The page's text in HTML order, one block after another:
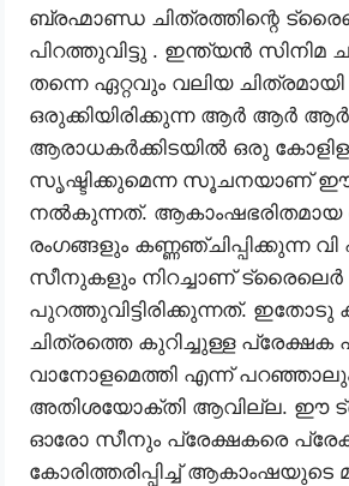
ബ്രഹ്മാണ്ഡ ചിത്രത്തിന്റെ
പിറത്തുവിട്ടു . ഇന്ത്യൻ സിനിമ
തന്നെ ഏറ്റവും വലിയ ചിത്രമായി
ഒരുക്കിയിരിക്കുന്ന ആർ ആർ ആർ
ആരാധകർക്കിടയിൽ ഒരു
സൃഷ്ടിക്കുമെന്ന സൂചനയാണ്
നൽകുന്നത്.
രംഗങ്ങളും കണ്ണഞ്ചിപ്പിക്കുന്ന
സീനുകളും നിറച്ചാണ് ട്രൈലെർ
പുറത്തുവിട്ടിരിക്കുന്നത്.
ചിത്രത്തെ കുറിച്ചുള്ള പ്രേക്ഷക
വാനോളമെത്തി എന്ന്
അതിശയോക്തി ആവില്ല. ഈ
ഓരോ സീനും പ്രേക്ഷകരെ
കോരിത്തരിപ്പിച്ച്